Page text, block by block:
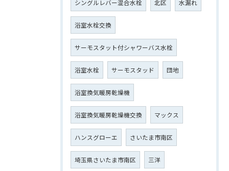
シングルレバー混合水栓 北区 水漏れ
浴室水栓交換
サーモスタット付シャワーバス水栓
浴室水栓 サーモスタッド 団地
浴室換気暖房乾燥機
浴室換気暖房乾燥機交換 マックス
ハンスグローエ さいたま市南区
埼玉県さいたま市南区 三洋